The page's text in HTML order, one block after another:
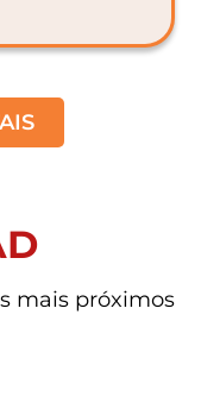
mais próximos